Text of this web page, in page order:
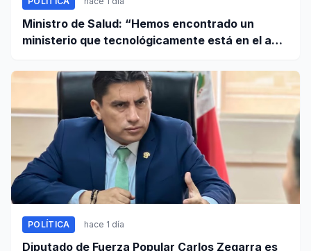
Ministro de Salud: “Hemos encontrado un
ministerio que tecnológicamente está en el año
POLÍTICA hace 1 día
Diputado de Fuerza Popular Carlos Zegarra es